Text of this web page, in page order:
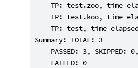
TP: test.zoo, time
TP: test.koo, time
TP: test, time
Summary: TOTAL: 3
PASSED: 3, SKIPPED:
    FAILED: 0